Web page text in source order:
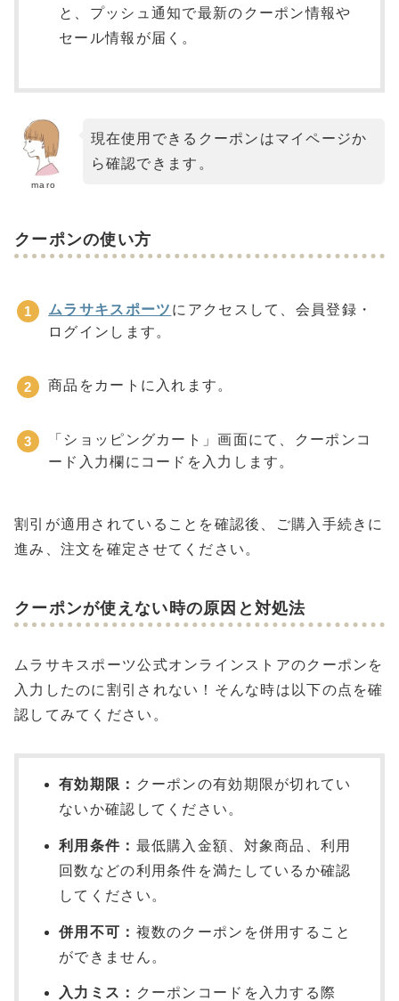
と、プッシュ通知で最新のクーポン情報や
セール情報が届く。
maro
現在使用できるクーポンはマイページか
ら確認できます。
クーポンの使い方
ムラサキスポーツ にアクセスして、会員登録・
ログインします。
商品をカートに入れます。
「ショッピングカート」画面にて、クーポンコ
ード入力欄にコードを入力します。
割引が適用されていることを確認後、ご購入手続きに
進み、注文を確定させてください。
クーポンが使えない時の原因と対処法
ムラサキスポーツ公式オンラインストアのクーポンを
入力したのに割引されない！そんな時は以下の点を確
認してみてください。
有効期限： クーポンの有効期限が切れてい
ないか確認してください。
利用条件： 最低購入金額、対象商品、利用
回数などの利用条件を満たしているか確認
してください。
併用不可： 複数のクーポンを併用すること
ができません。
入力ミス： クーポンコードを入力する際